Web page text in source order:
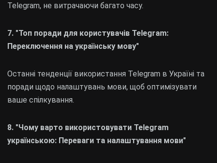
Telegram, не витрачаючи багато часу.
7. "Топ поради для користувачів Telegram:
Переключення на українську мову"
Останні тенденції використання Telegram в Україні та
поради щодо налаштувань мови, щоб оптимізувати
ваше спілкування.
8. "Чому варто використовувати Telegram
українською: Переваги та налаштування мови"